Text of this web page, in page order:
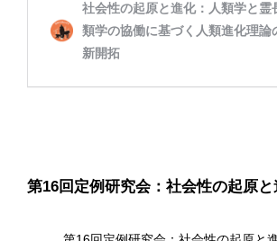
第16回定例研究会：社会性の起原と